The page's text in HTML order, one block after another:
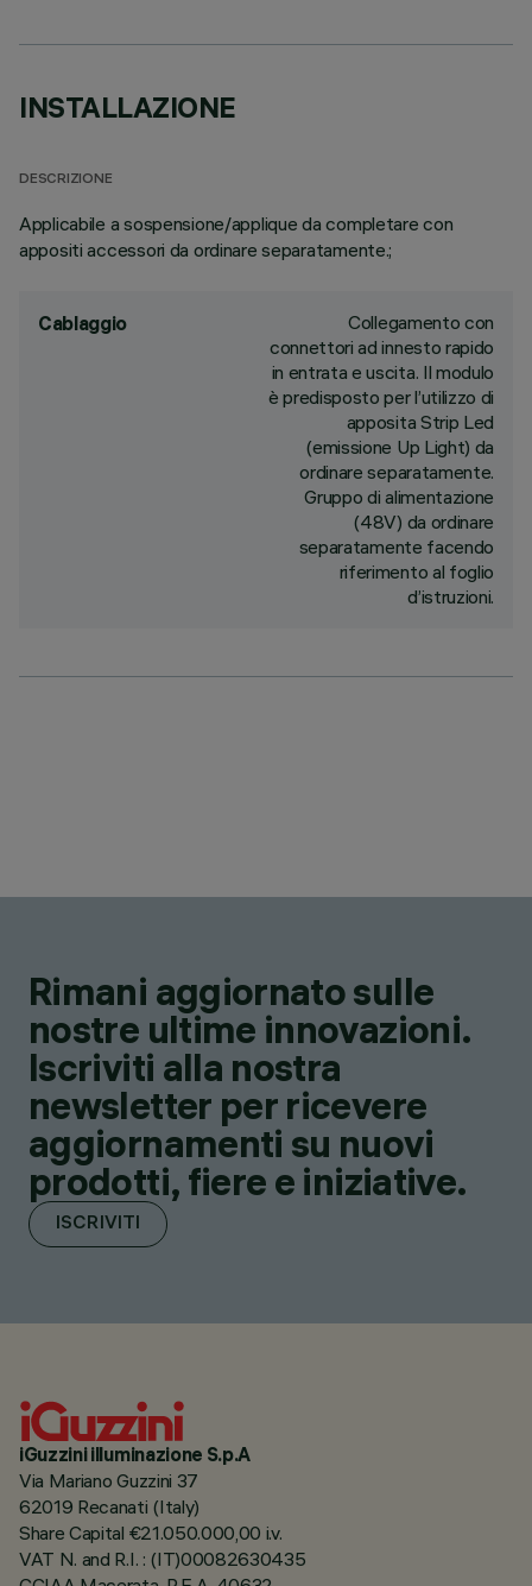
INSTALLAZIONE
DESCRIZIONE
Applicabile a sospensione/applique da completare con
appositi accessori da ordinare separatamente.;
Cablaggio
Collegamento con
connettori ad innesto rapido
in entrata e uscita. Il modulo
è predisposto per l’utilizzo di
apposita Strip Led
(emissione Up Light) da
ordinare separatamente.
Gruppo di alimentazione
(48V) da ordinare
separatamente facendo
riferimento al foglio
d’istruzioni.
Rimani aggiornato sulle
nostre ultime innovazioni.
Iscriviti alla nostra
newsletter per ricevere
aggiornamenti su nuovi
prodotti, fiere e iniziative.
ISCRIVITI
iGuzzini illuminazione S.p.A
Via Mariano Guzzini 37
62019 Recanati (Italy)
Share Capital €21.050.000,00 i.v.
VAT N. and R.I. : (IT)00082630435